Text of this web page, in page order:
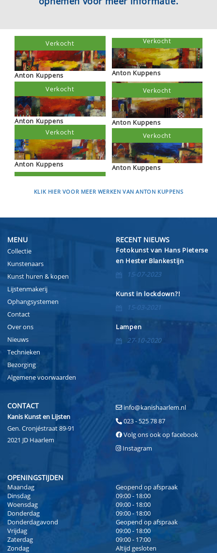
Anton Kuppens
Verkocht
Anton Kuppens
Verkocht
Anton Kuppens
Verkocht
Anton Kuppens
Verkocht
Anton Kuppens
Verkocht
Anton Kuppens
Verkocht
KLIK HIER VOOR MEER WERKEN VAN ANTON KUPPENS
MENU
Collectie
Kunstenaars
Kunst huren & kopen
Lijstenmakerij
Ophangsystemen
Contact
Over ons
Nieuws
Technieken
Bezorging
Algemene voorwaarden
RECENT NIEUWS
Fotokunst van Hans Pieterse
en Hester Blankestijn
15-07-2023
Kunst in lockdown?!
15-03-2021
Lampen
27-10-2020
CONTACT
Kanis Kunst en Lijsten
Gen. Cronjéstraat 89-91
2021 JD Haarlem
info@kanishaarlem.nl
023 - 525 78 87
Volg ons ook op facebook
Instagram
OPENINGSTIJDEN
Maandag
Geopend op afspraak
Dinsdag
09:00 - 18:00
Woensdag
09:00 - 18:00
Donderdag
09:00 - 18:00
Donderdagavond
Geopend op afspraak
Vrijdag
09:00 - 18:00
Zaterdag
09:00 - 17:00
Zondag
Altijd gesloten